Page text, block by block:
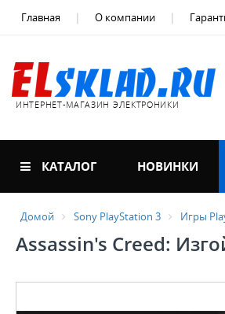
Главная О компании
ИНТЕРНЕТ-МАГАЗИН ЭЛЕКТРОНИКИ
КАТАЛОГ НОВИНКИ
Домой Sony PlayStation 3 Игры
Assassin's Creed: